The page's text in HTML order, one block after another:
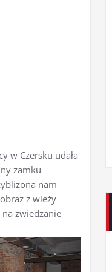
w Czersku udała
zamku
nam
z wieży
zwiedzanie